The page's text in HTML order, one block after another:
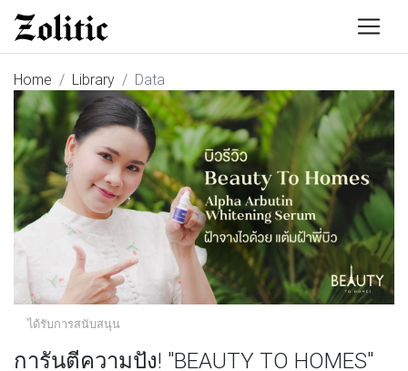
Home Library Data
ได้รับการสนับสนุน
การันตีความปัง! "BEAUTY TO HOMES"